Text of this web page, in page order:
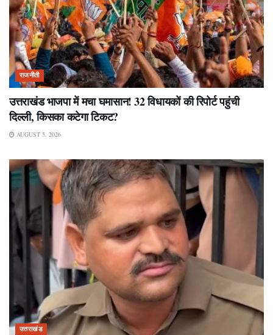
राजनीती
उत्तराखंड भाजपा में मचा घमासान! 32 विधायकों की रिपोर्ट पहुंची
दिल्ली, किसका कटेगा टिकट?
AUGUST 5, 2026
उत्तराखंड